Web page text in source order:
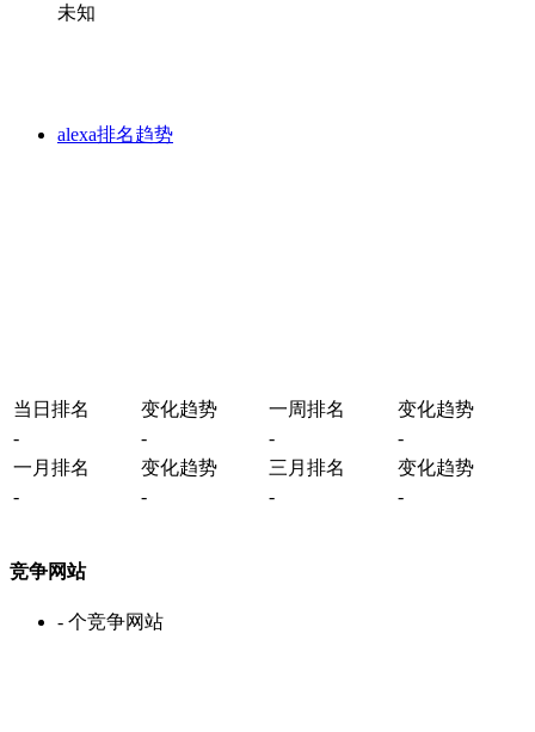
未知
alexa排名趋势
当日排名 变化趋势 一周排名
变化趋势
-
- -
-
一月排名
变化趋势 三月排名
变化趋势
-
- - -
竞争网站
- 个竞争网站